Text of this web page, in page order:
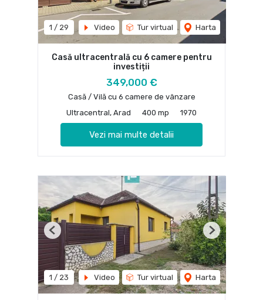
1 / 29 Video Tur virtual Harta
Casă ultracentrală cu 6 camere pentru
investiții
349,000 €
Casă / Vilă cu 6 camere de vânzare
Ultracentral, Arad
400 mp 1970
Vezi mai multe detalii
1 / 23 Video Tur virtual Harta
Previous Next